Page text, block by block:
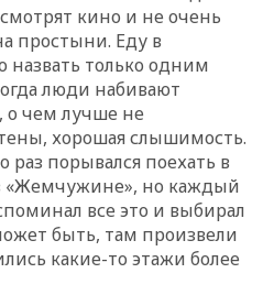
кино и не очень
простыни. Еду в
только одним
люди набивают
чем лучше не
хорошая слышимость.
раз порывался поехать в
«Жемчужине», но каждый
все это и выбирал
быть, там произвели
какие-то этажи более